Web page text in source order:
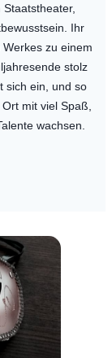
Ihr
zu einem
stolz
sich ein, und so
mit viel Spaß,
wachsen.